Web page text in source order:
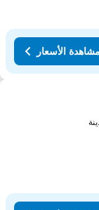
الأسعار